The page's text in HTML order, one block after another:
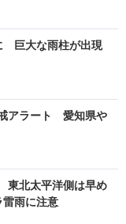
巨大な雨柱が出現
アラート 愛知県や
東北太平洋側は早め
雨に注意